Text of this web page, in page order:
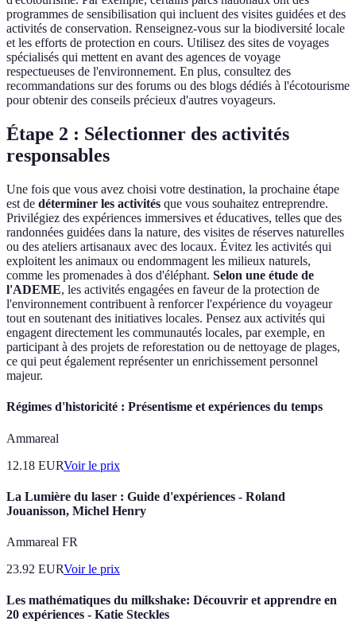
programmes de sensibilisation qui incluent des visites guidées et des
activités de conservation. Renseignez-vous sur la biodiversité locale
et les efforts de protection en cours. Utilisez des sites de voyages
spécialisés qui mettent en avant des agences de voyage
respectueuses de l'environnement. En plus, consultez des
recommandations sur des forums ou des blogs dédiés à l'écotourisme
pour obtenir des conseils précieux d'autres voyageurs.
Étape 2 : Sélectionner des activités
responsables
Une fois que vous avez choisi votre destination, la prochaine étape
est de déterminer les activités que vous souhaitez entreprendre.
Privilégiez des expériences immersives et éducatives, telles que des
randonnées guidées dans la nature, des visites de réserves naturelles
ou des ateliers artisanaux avec des locaux. Évitez les activités qui
exploitent les animaux ou endommagent les milieux naturels,
comme les promenades à dos d'éléphant. Selon une étude de
l'ADEME, les activités engagées en faveur de la protection de
l'environnement contribuent à renforcer l'expérience du voyageur
tout en soutenant des initiatives locales. Pensez aux activités qui
engagent directement les communautés locales, par exemple, en
participant à des projets de reforestation ou de nettoyage de plages,
ce qui peut également représenter un enrichissement personnel
majeur.
Régimes d'historicité : Présentisme et expériences du temps
Ammareal
12.18 EURVoir le prix
La Lumière du laser : Guide d'expériences - Roland
Jouanisson, Michel Henry
Ammareal FR
23.92 EURVoir le prix
Les mathématiques du milkshake: Découvrir et apprendre en
20 expériences - Katie Steckles